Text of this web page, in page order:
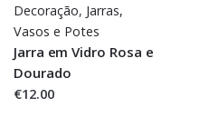
Decoração, Jarras,
Vasos e Potes
Jarra em Vidro Rosa e
Dourado
€12.00